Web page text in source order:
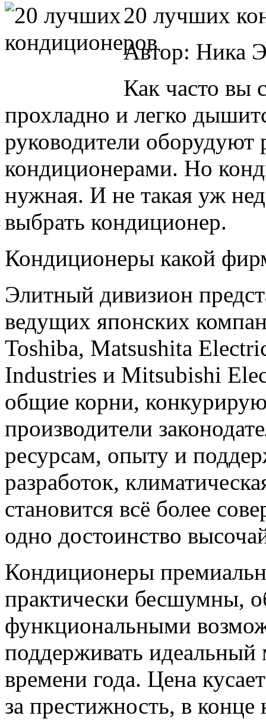
20 лучших
Автор: Ника
Как часто вы
прохладно и легко
руководители оборудуют
кондиционерами. Но
нужная. И не такая уж
выбрать кондиционер.
Кондиционеры какой
Элитный дивизион
ведущих японских
Toshiba, Matsushita
Industries и Mitsubishi
общие корни,
производители
ресурсам, опыту и
разработок,
становится всё более
одно достоинство
Кондиционеры
практически бесшумны,
функциональными
поддерживать
времени года. Цена
за престижность, в конце